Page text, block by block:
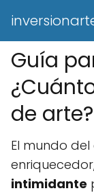
Guía
de arte?
El mundo
intimidante